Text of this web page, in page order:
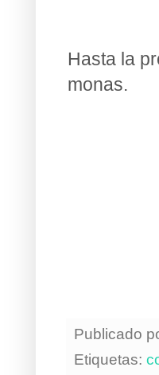
Hasta la
monas.
Publicado
Etiquetas: